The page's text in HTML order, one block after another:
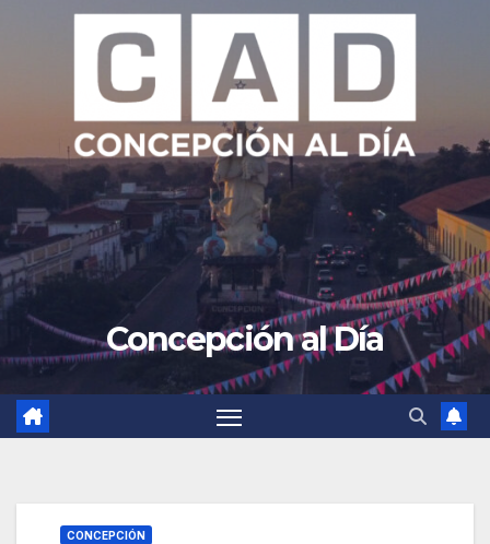
Concepción al Día
CONCEPCIÓN